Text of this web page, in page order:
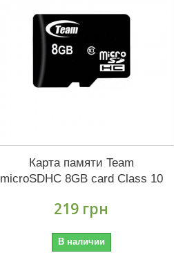
Карта памяти Team
microSDHC 8GB card Class 10
219 грн
В наличии